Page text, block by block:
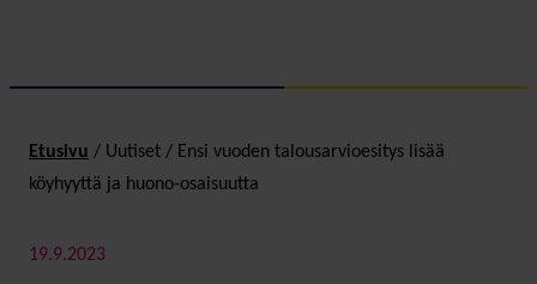
Etusivu / Uutiset / Ensi vuoden talousarvioesitys lisää
köyhyyttä ja huono-osaisuutta
19.9.2023